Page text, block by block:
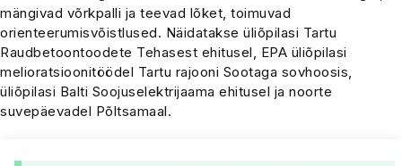
mängivad võrkpalli ja teevad lõket, toimuvad
orienteerumisvõistlused. Näidatakse üliõpilasi Tartu
Raudbetoontoodete Tehasest ehitusel, EPA üliõpilasi
melioratsioonitöödel Tartu rajooni Sootaga sovhoosis,
üliõpilasi Balti Soojuselektrijaama ehitusel ja noorte
suvepäevadel Põltsamaal.